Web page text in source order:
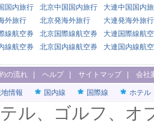
国内旅行 北京中国国内旅行
大連中国国内
外旅行 北京発海外旅行
大連発海外旅行
線航空券 北京国際線航空券
大連国際線航
線航空券 北京国内線航空券 大連国内線航
の流れ ヘルプ サイトマップ 会社
情報 国内線 国際線 ホテル
ル、ゴルフ、オ